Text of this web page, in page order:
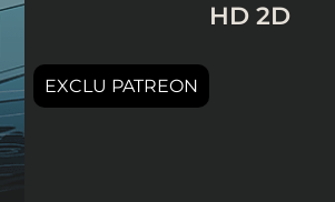
HD 2D